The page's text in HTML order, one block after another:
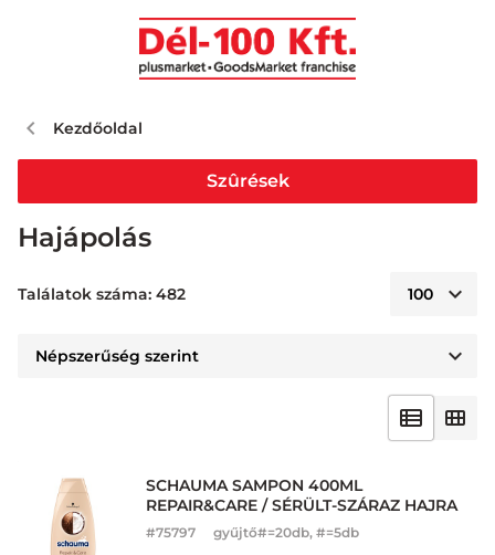
Kezdőoldal
Hajápolás
Találatok száma: 482
SCHAUMA SAMPON 400ML
REPAIR&CARE / SÉRÜLT-SZÁRAZ HAJRA
#75797 gyűjtő#=20db, #=5db
Szûrések